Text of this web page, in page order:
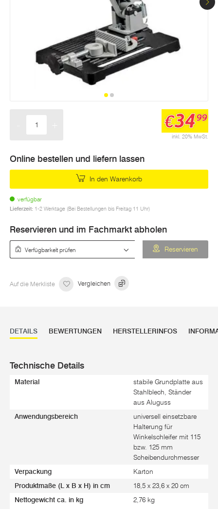
inkl. 20% MwSt.
€3499
Online bestellen und liefern lassen
In den Warenkorb
verfügbar
Lieferzeit: 1-2 Werktage (Bei Bestellungen bis Freitag 11 Uhr)
Reservieren und im Fachmarkt abholen
Reservieren
Auf die Merkliste Vergleichen
DETAILS BEWERTUNGEN HERSTELLERINFOS
Technische Details
Material
stabile Grundplatte aus
Stahlblech, Ständer
aus Aluguss
Anwendungsbereich
universell einsetzbare
Halterung für
Winkelschleifer mit 115
bzw. 125 mm
Scheibendurchmesser
Verpackung Karton
Produktmaße (L x B x H) in cm 18,5 x 23,6 x 20 cm
Nettogewicht ca. in kg 2,76 kg